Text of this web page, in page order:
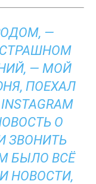
—
— МОЙ
ПОЕХАЛ
О
ЗВОНИТЬ
БЫЛО ВСЁ
НОВОСТИ,